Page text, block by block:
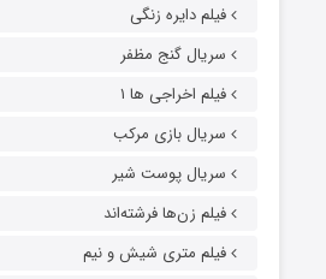
فیلم دایره زنگی
سریال گنج مظفر
فیلم اخراجی ها ۱
سریال بازی مرکب
سریال پوست شیر
فیلم زن‌ها فرشته‌اند
فیلم متری شیش و نیم